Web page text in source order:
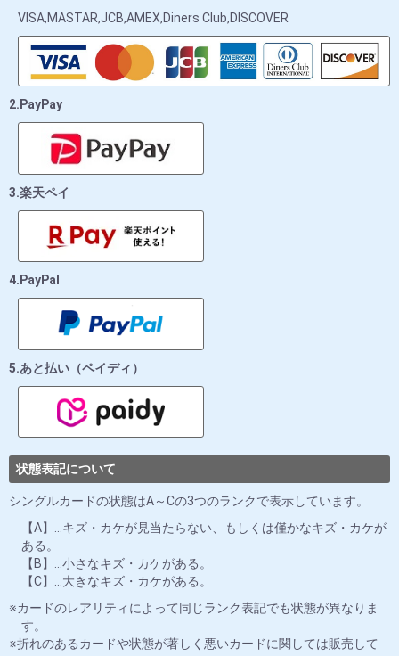
VISA,MASTAR,JCB,AMEX,Diners Club,DISCOVER
2.PayPay
3.楽天ペイ
4.PayPal
5.あと払い（ペイディ）
状態表記について
シングルカードの状態はA～Cの3つのランクで表示しています。
【A】…キズ・カケが見当たらない、もしくは僅かなキズ・カケが
ある。
【B】…小さなキズ・カケがある。
【C】…大きなキズ・カケがある。
カードのレアリティによって同じランク表記でも状態が異なりま
す。
折れのあるカードや状態が著しく悪いカードに関しては販売して